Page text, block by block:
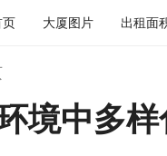
页 大厦图片 出租面
境中多